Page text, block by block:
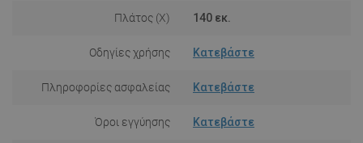
Πλάτος (X) 140 εκ.
Οδηγίες χρήσης Κατεβάστε
Πληροφορίες ασφαλείας Κατεβάστε
Όροι εγγύησης Κατεβάστε